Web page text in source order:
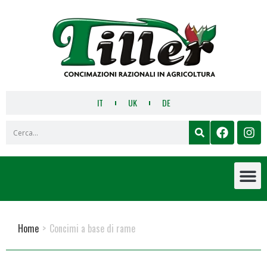
IT UK DE
Home > Concimi a base di rame